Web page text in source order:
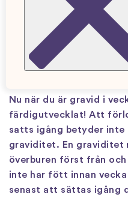
information om
kropp förändras och
resans gång.
Bebis:
Nu när du är gravid i
färdigutvecklat! Att
satts igång betyder inte
graviditet. En graviditet
överburen först från
inte har fött innan
senast att sättas igång